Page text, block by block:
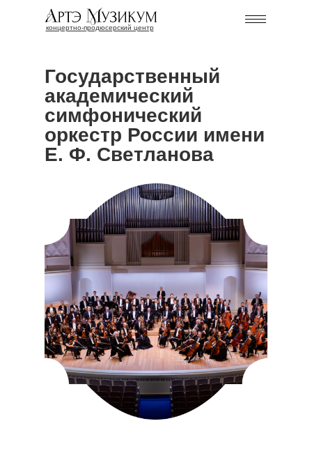
концертно-продюсерский центр
Государственный
академический
симфонический
оркестр России имени
Е. Ф. Светланова